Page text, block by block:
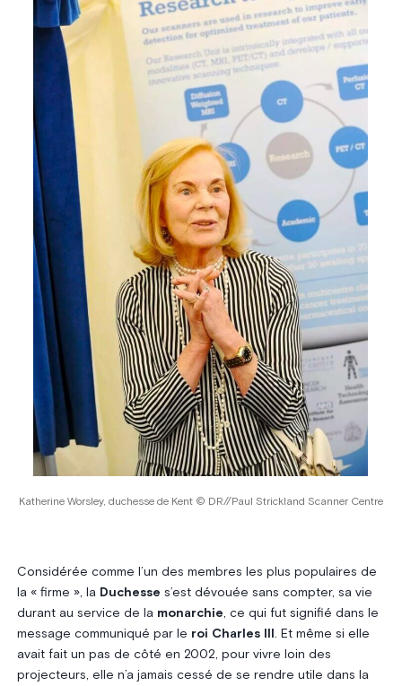
Katherine Worsley, duchesse de Kent © DR//Paul Strickland Scanner Centre
Considérée comme l’un des membres les plus populaires de
la « firme », la Duchesse s’est dévouée sans compter, sa vie
durant au service de la monarchie , ce qui fut signifié dans le
message communiqué par le roi Charles III
. Et même si elle
avait fait un pas de côté en 2002, pour vivre loin des
projecteurs, elle n’a jamais cessé de se rendre utile dans la